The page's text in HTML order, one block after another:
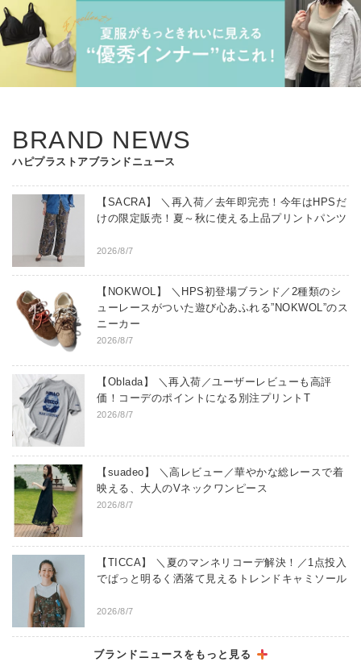
BRAND NEWS
ハピプラストアブランドニュース
【SACRA】 ＼再入荷／去年即完売！今年はHPSだ
けの限定販売！夏～秋に使える上品プリントパンツ
2026/8/7
【NOKWOL】 ＼HPS初登場ブランド／2種類のシ
ューレースがついた遊び心あふれる”NOKWOL”のス
2026/8/7
【Oblada】 ＼再入荷／ユーザーレビューも高評
2026/8/7
【suadeo】 ＼高レビュー／華やかな総レースで着
2026/8/7
【TICCA】 ＼夏のマンネリコーデ解決！／1点投入
でぱっと明るく洒落て見えるトレンドキャミソール
2026/8/7
【La Soeur】 ＼大ヒット！／別注グラスホルダー
ブランドニュースをもっと見る